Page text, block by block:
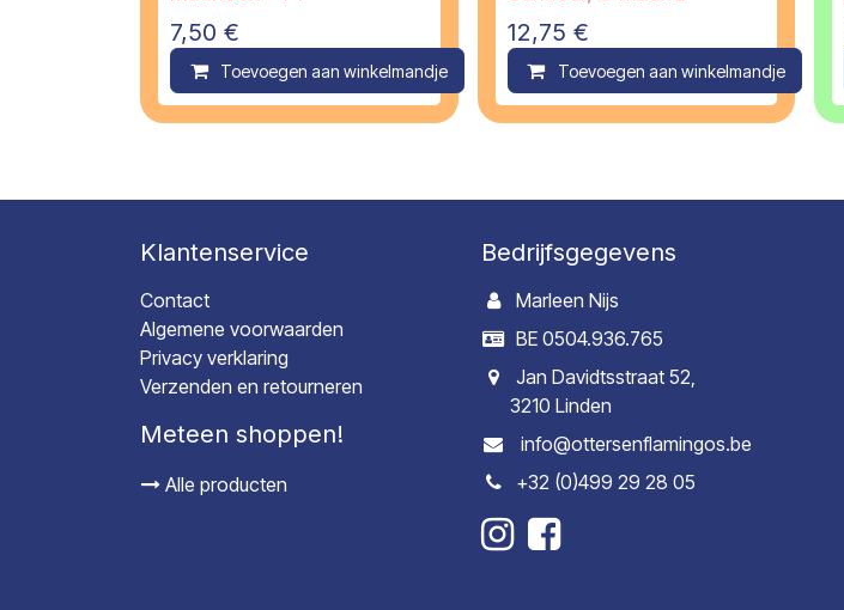
7,50 €
Toevoegen aan winkelmandje Compare
12,75 €
Toevoegen aan winkelmandje
Klantenservice
Contact
Algemene voorwaarden
Privacy verklaring
Verzenden en retourneren
Meteen shoppen!
Alle producten
Bedrijfsgegevens
Marleen Nijs
BE 0504.936.765
Jan Davidtsstraat 52,
3210 Linden
info@ottersenflamingos.be
+32 (0)499 29 28 05